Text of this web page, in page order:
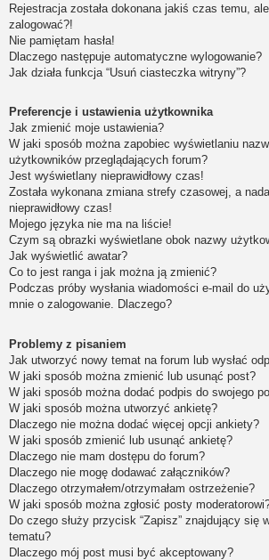
Rejestracja została dokonana jakiś czas temu,
zalogować?!
Nie pamiętam hasła!
Dlaczego następuje automatyczne wylogowanie?
Jak działa funkcja “Usuń ciasteczka witryny”?
Preferencje i ustawienia użytkownika
Jak zmienić moje ustawienia?
W jaki sposób można zapobiec wyświetlaniu
użytkowników przeglądających forum?
Jest wyświetlany nieprawidłowy czas!
Została wykonana zmiana strefy czasowej, a
nieprawidłowy czas!
Mojego języka nie ma na liście!
Czym są obrazki wyświetlane obok nazwy
Jak wyświetlić awatar?
Co to jest ranga i jak można ją zmienić?
Podczas próby wysłania wiadomości e-mail do
mnie o zalogowanie. Dlaczego?
Problemy z pisaniem
Jak utworzyć nowy temat na forum lub wysłać
W jaki sposób można zmienić lub usunąć post?
W jaki sposób można dodać podpis do swojego
W jaki sposób można utworzyć ankietę?
Dlaczego nie można dodać więcej opcji ankiety?
W jaki sposób zmienić lub usunąć ankietę?
Dlaczego nie mam dostępu do forum?
Dlaczego nie mogę dodawać załączników?
Dlaczego otrzymałem/otrzymałam ostrzeżenie?
W jaki sposób można zgłosić posty
Do czego służy przycisk “Zapisz” znajdujący się
tematu?
Dlaczego mój post musi być akceptowany?